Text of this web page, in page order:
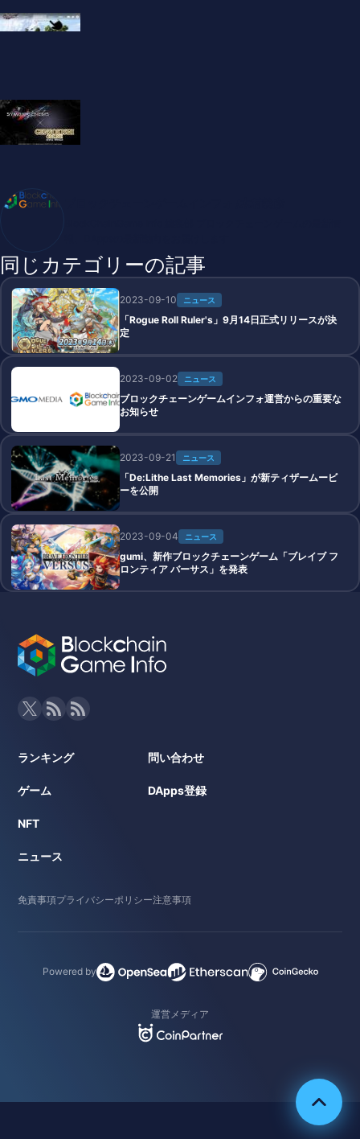
同じカテゴリーの記事
2023-09-10 ニュース
「Rogue Roll Ruler's」9月14日正式リリースが決
定
2023-09-02 ニュース
ブロックチェーンゲームインフォ運営からの重要な
お知らせ
2023-09-21 ニュース
「De:Lithe Last Memories」が新ティザームービ
ーを公開
2023-09-04 ニュース
gumi、新作ブロックチェーンゲーム「ブレイブ フ
ロンティア バーサス」を発表
ランキング
ゲーム
NFT
ニュース
問い合わせ
DApps登録
免責事項プライバシーポリシー注意事項
Powered by
運営メディア